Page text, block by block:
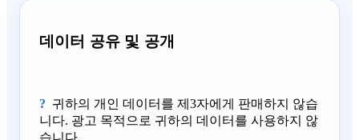
데이터 공유 및 공개
귀하의 개인 데이터를 제3자에게 판매하지 않습
니다. 광고 목적으로 귀하의 데이터를 사용하지 않